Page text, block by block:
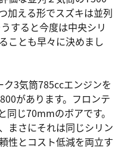
加える形でスズキは並列
すると今度は中央シリ
ことも早々に決めまし
3気筒785ccエンジンを
があります。フロンテ
じ70mmのボアです。
まさにそれは同じシリン
性とコスト低減を両立す